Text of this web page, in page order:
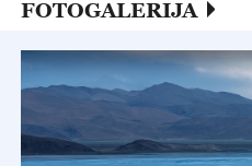
FOTOGALERIJA